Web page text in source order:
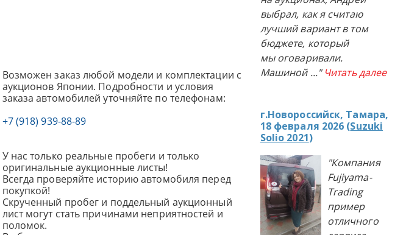
Возможен заказ любой модели и комплектации с
аукционов Японии. Подробности и условия
заказа автомобилей уточняйте по телефонам:
+7 (918) 939-88-89
У нас только реальные пробеги и только
оригинальные аукционные листы!
Всегда проверяйте историю автомобиля перед
покупкой!
Скрученный пробег и поддельный аукционный
лист могут стать причинами неприятностей и
поломок.
выбрал, как я считаю
лучший вариант в том
бюджете, который
мы оговаривали.
Машиной ..." Читать далее
г.Новороссийск, Тамара,
18 февраля 2026 (Suzuki
Solio 2021)
"Компания
Fujiyama-
Trading
пример
отличного